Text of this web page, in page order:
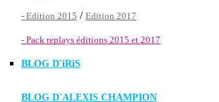
- Edition 2015 / Edition 2017
- Pack replays éditions 2015 et 2017
BLOG D'iRiS
BLOG D'ALEXIS CHAMPION